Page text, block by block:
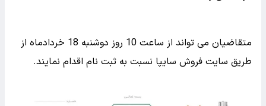
متقاضیان می تواند از ساعت 10 روز دوشنبه 18 خردادماه از
طریق سایت فروش سایپا نسبت به ثبت نام اقدام نمایند.